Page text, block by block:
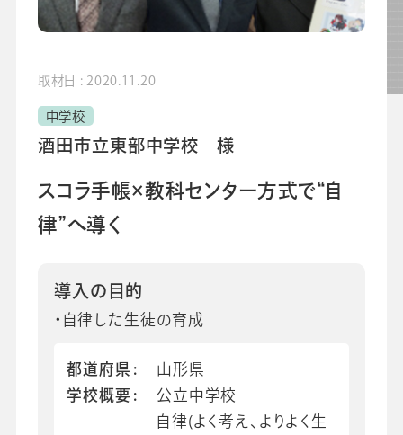
ビジネスツール事業 企業情報
取材日 : 2020.11.20
中学校
酒田市立東部中学校 様
スコラ手帳×教科センター方式で“自
律”へ導く
導入の目的
・自律した生徒の育成
都道府県
山形県
学校概要
公立中学校
自律(よく考え、よりよく生